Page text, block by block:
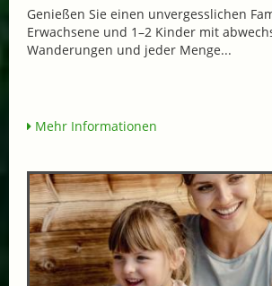
Genießen Sie einen unvergesslichen
Erwachsene und 1–2 Kinder mit
Wanderungen und jeder Menge...
Mehr Informationen